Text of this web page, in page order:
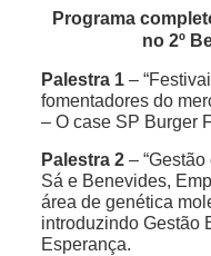
Programa
no 2º
Palestra 1–
fomentadores do
– O case SP Burger
Palestra 2 –
Sá e Benevides,
área de genética
introduzindo Gestão
Esperança.